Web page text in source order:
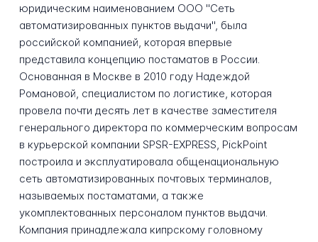
юридическим наименованием ООО "Сеть
автоматизированных пунктов выдачи", была
российской компанией, которая впервые
представила концепцию постаматов в России.
Основанная в Москве в 2010 году Надеждой
Романовой, специалистом по логистике, которая
провела почти десять лет в качестве заместителя
генерального директора по коммерческим вопросам
в курьерской компании SPSR-EXPRESS, PickPoint
построила и эксплуатировала общенациональную
сеть автоматизированных почтовых терминалов,
называемых постаматами, а также
укомплектованных персоналом пунктов выдачи.
Компания принадлежала кипрскому головному